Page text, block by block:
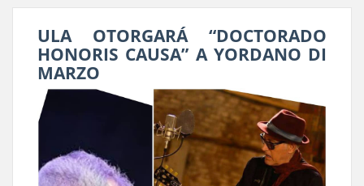
ULA OTORGARÁ “DOCTORADO
HONORIS CAUSA” A YORDANO DI
MARZO